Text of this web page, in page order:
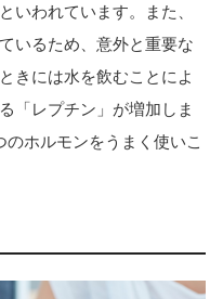
いわれています。また、
いるため、意外と重要な
きには水を飲むことによ
「レプチン」が増加しま
ホルモンをうまく使いこ